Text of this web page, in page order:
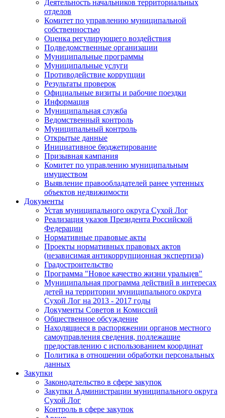
Деятельность начальников территориальных
отделов
Комитет по управлению муниципальной
собственностью
Оценка регулирующего воздействия
Подведомственные организации
Муниципальные программы
Муниципальные услуги
Противодействие коррупции
Результаты проверок
Официальные визиты и рабочие поездки
Информация
Муниципальная служба
Ведомственный контроль
Муниципальный контроль
Открытые данные
Инициативное бюджетирование
Призывная кампания
Комитет по управлению муниципальным
имуществом
Выявление правообладателей ранее учтенных
объектов недвижимости
Документы
Устав муниципального округа Сухой Лог
Реализация указов Президента Российской
Федерации
Нормативные правовые акты
Проекты нормативных правовых актов
(независимая антикоррупционная экспертиза)
Градостроительство
Программа "Новое качество жизни уральцев"
Муниципальная программа действий в интересах
детей на территории муниципального округа
Сухой Лог на 2013 - 2017 годы
Документы Советов и Комиссий
Общественное обсуждение
Находящиеся в распоряжении органов местного
самоуправления сведения, подлежащие
предоставлению с использованием координат
Политика в отношении обработки персональных
данных
Закупки
Законодательство в сфере закупок
Закупки Администрации муниципального округа
Сухой Лог
Контроль в сфере закупок